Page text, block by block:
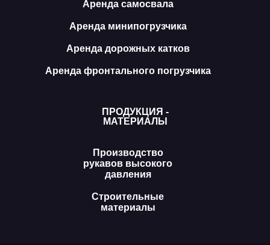
Аренда самосвала
Аренда минипогрузчика
Аренда дорожных катков
Аренда фронтального погрузчика
ПРОДУКЦИЯ -
МАТЕРИАЛЫ
Производство
рукавов высокого
давления
Строительные
материалы